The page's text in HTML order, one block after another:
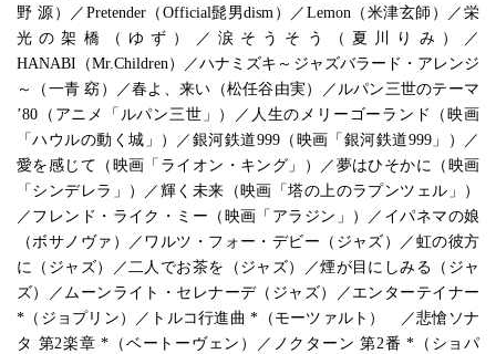
野 源）／Pretender（Official髭男dism）／Lemon（米津玄師）／栄
光の架橋（ゆず）／涙そうそう（夏川りみ）／
HANABI（Mr.Children）／ハナミズキ～ジャズバラード・アレンジ
～（一青 窈）／春よ、来い（松任谷由実）／ルパン三世のテーマ
’80（アニメ「ルパン三世」）／人生のメリーゴーランド（映画
「ハウルの動く城」）／銀河鉄道999（映画「銀河鉄道999」）／
愛を感じて（映画「ライオン・キング」）／夢はひそかに（映画
「シンデレラ」）／輝く未来（映画「塔の上のラプンツェル」）
／フレンド・ライク・ミー（映画「アラジン」）／イパネマの娘
（ボサノヴァ）／ワルツ・フォー・デビー（ジャズ）／虹の彼方
に（ジャズ）／二人でお茶を（ジャズ）／煙が目にしみる（ジャ
ズ）／ムーンライト・セレナーデ（ジャズ）／エンターテイナー
*（ジョプリン）／トルコ行進曲 *（モーツァルト） ／悲愴ソナ
タ 第2楽章 *（ベートーヴェン）／ノクターン 第2番 *（ショパ